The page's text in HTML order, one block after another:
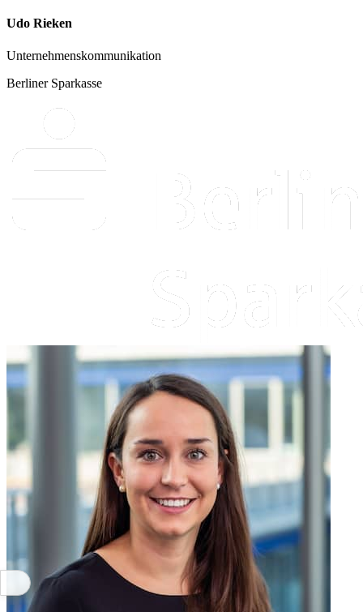
Udo Rieken
Unternehmenskommunikation
Berliner Sparkasse